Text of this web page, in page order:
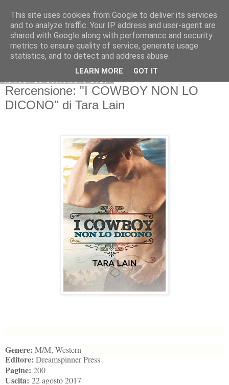
lunedì 18 settembre 2017
Rercensione: "I COWBOY NON LO
DICONO" di Tara Lain
Genere: M/M, Western
Editore: Dreamspinner Press
Pagine: 200
Uscita: 22 agosto 2017
This site uses cookies from Google to deliver its services
and to analyze traffic. Your IP address and user-agent are
shared with Google along with performance and security
metrics to ensure quality of service, generate usage
statistics, and to detect and address abuse.
LEARN MORE GOT IT